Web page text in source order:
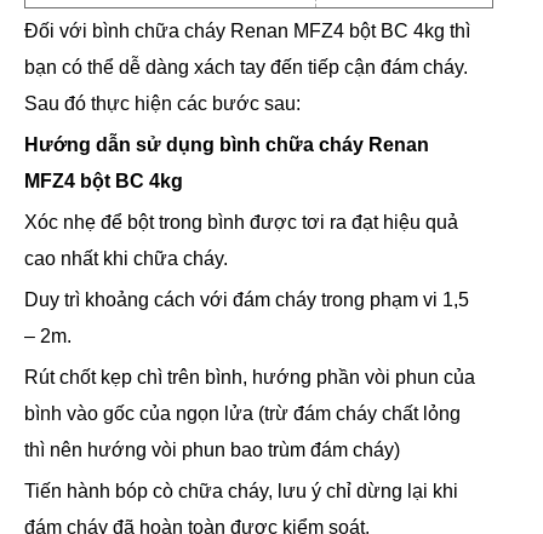
Đối với bình chữa cháy Renan MFZ4 bột BC 4kg thì
bạn có thể dễ dàng xách tay đến tiếp cận đám cháy.
Sau đó thực hiện các bước sau:
Hướng dẫn sử dụng bình chữa cháy Renan
MFZ4 bột BC 4kg
Xóc nhẹ để bột trong bình được tơi ra đạt hiệu quả
cao nhất khi chữa cháy.
Duy trì khoảng cách với đám cháy trong phạm vi 1,5
– 2m.
Rút chốt kẹp chì trên bình, hướng phần vòi phun của
bình vào gốc của ngọn lửa (trừ đám cháy chất lỏng
thì nên hướng vòi phun bao trùm đám cháy)
Tiến hành bóp cò chữa cháy, lưu ý chỉ dừng lại khi
đám cháy đã hoàn toàn được kiểm soát.